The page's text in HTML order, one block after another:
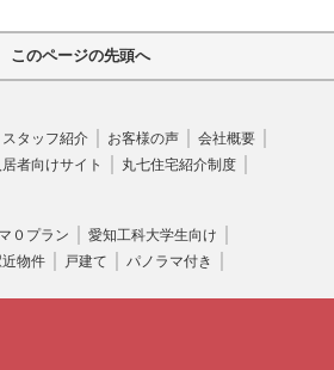
このページの先頭へ
スタッフ紹介 お客様の声
会社概要
居者向けサイト 丸七住宅紹介制度
０プラン
愛知工科大学生向け
物件 戸建て パノラマ付き